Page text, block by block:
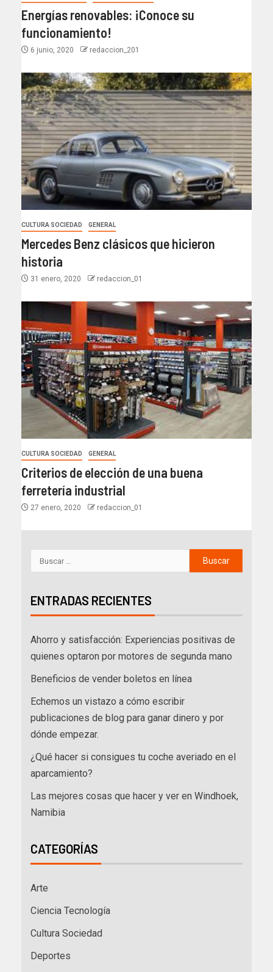
Energías renovables: ¡Conoce su
funcionamiento!
6 junio, 2020 redaccion_201
CULTURA SOCIEDAD GENERAL
Mercedes Benz clásicos que hicieron
historia
31 enero, 2020 redaccion_01
CULTURA SOCIEDAD GENERAL
Criterios de elección de una buena
ferretería industrial
27 enero, 2020 redaccion_01
ENTRADAS RECIENTES
Ahorro y satisfacción: Experiencias positivas de
quienes optaron por motores de segunda mano
Beneficios de vender boletos en línea
Echemos un vistazo a cómo escribir
publicaciones de blog para ganar dinero y por
dónde empezar.
¿Qué hacer si consigues tu coche averiado en el
aparcamiento?
Las mejores cosas que hacer y ver en Windhoek,
Namibia
CATEGORÍAS
Arte
Ciencia Tecnología
Cultura Sociedad
Deportes